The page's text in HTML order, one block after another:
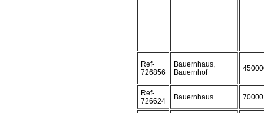
Ref-
726856
Bauernhaus,
Bauernhof
Ref-
726624
Bauernhaus 70000